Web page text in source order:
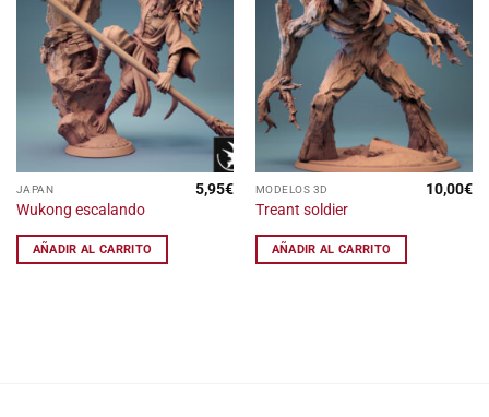
Añadir
a la
lista
de
deseos
JAPAN
Wukong escalando
5,95€
AÑADIR AL CARRITO
Añadir
a la
lista
de
deseos
MODELOS 3D
Treant soldier
10,00€
AÑADIR AL CARRITO